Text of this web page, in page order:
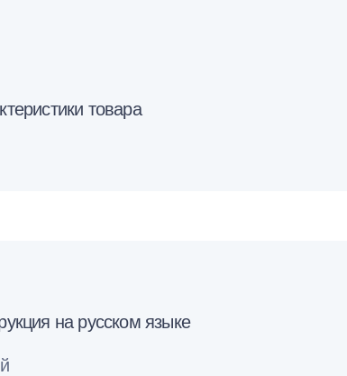
товара
на русском языке